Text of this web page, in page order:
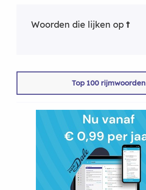
Woorden die lijken op t
Top 100 rijmwoorden